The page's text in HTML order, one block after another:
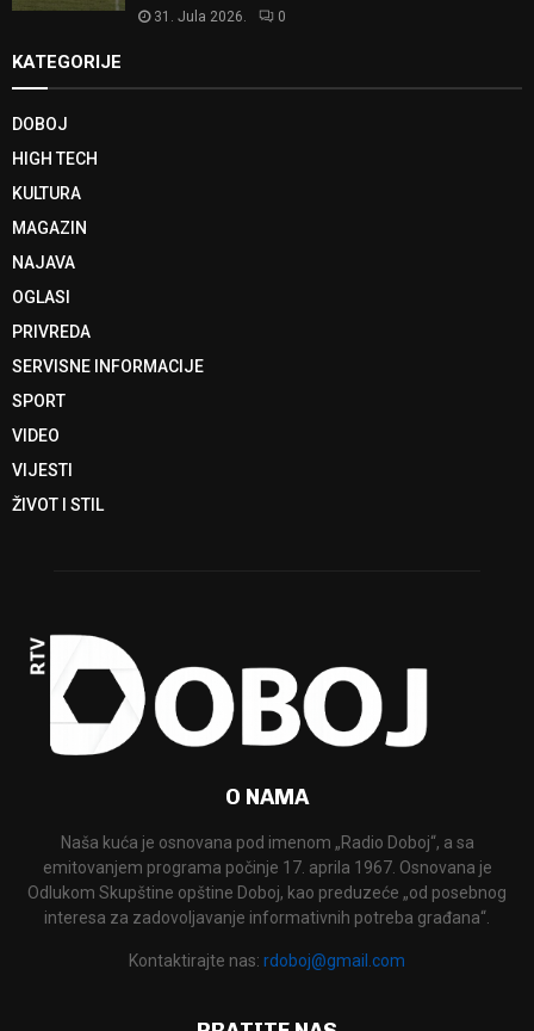
31. Jula 2026. 0
KATEGORIJE
DOBOJ
HIGH TECH
KULTURA
MAGAZIN
NAJAVA
OGLASI
PRIVREDA
SERVISNE INFORMACIJE
SPORT
VIDEO
VIJESTI
ŽIVOT I STIL
O NAMA
Naša kuća je osnovana pod imenom „Radio Doboj“, a sa
emitovanjem programa počinje 17. aprila 1967. Osnovana je
Odlukom Skupštine opštine Doboj, kao preduzeće „od posebnog
interesa za zadovoljavanje informativnih potreba građana“.
Kontaktirajte nas: rdoboj@gmail.com